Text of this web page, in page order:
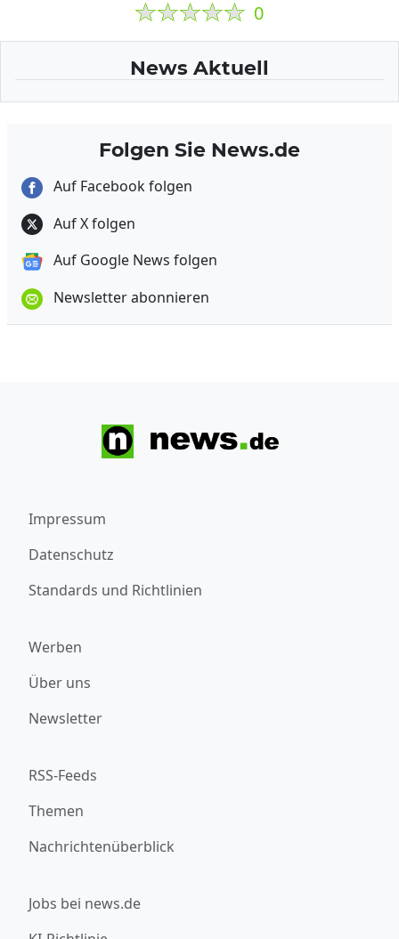
0
News Aktuell
Folgen Sie News.de
Auf Facebook folgen
Auf X folgen
Auf Google News folgen
Newsletter abonnieren
Impressum
Datenschutz
Standards und Richtlinien
Werben
Über uns
Newsletter
RSS-Feeds
Themen
Nachrichtenüberblick
Jobs bei news.de